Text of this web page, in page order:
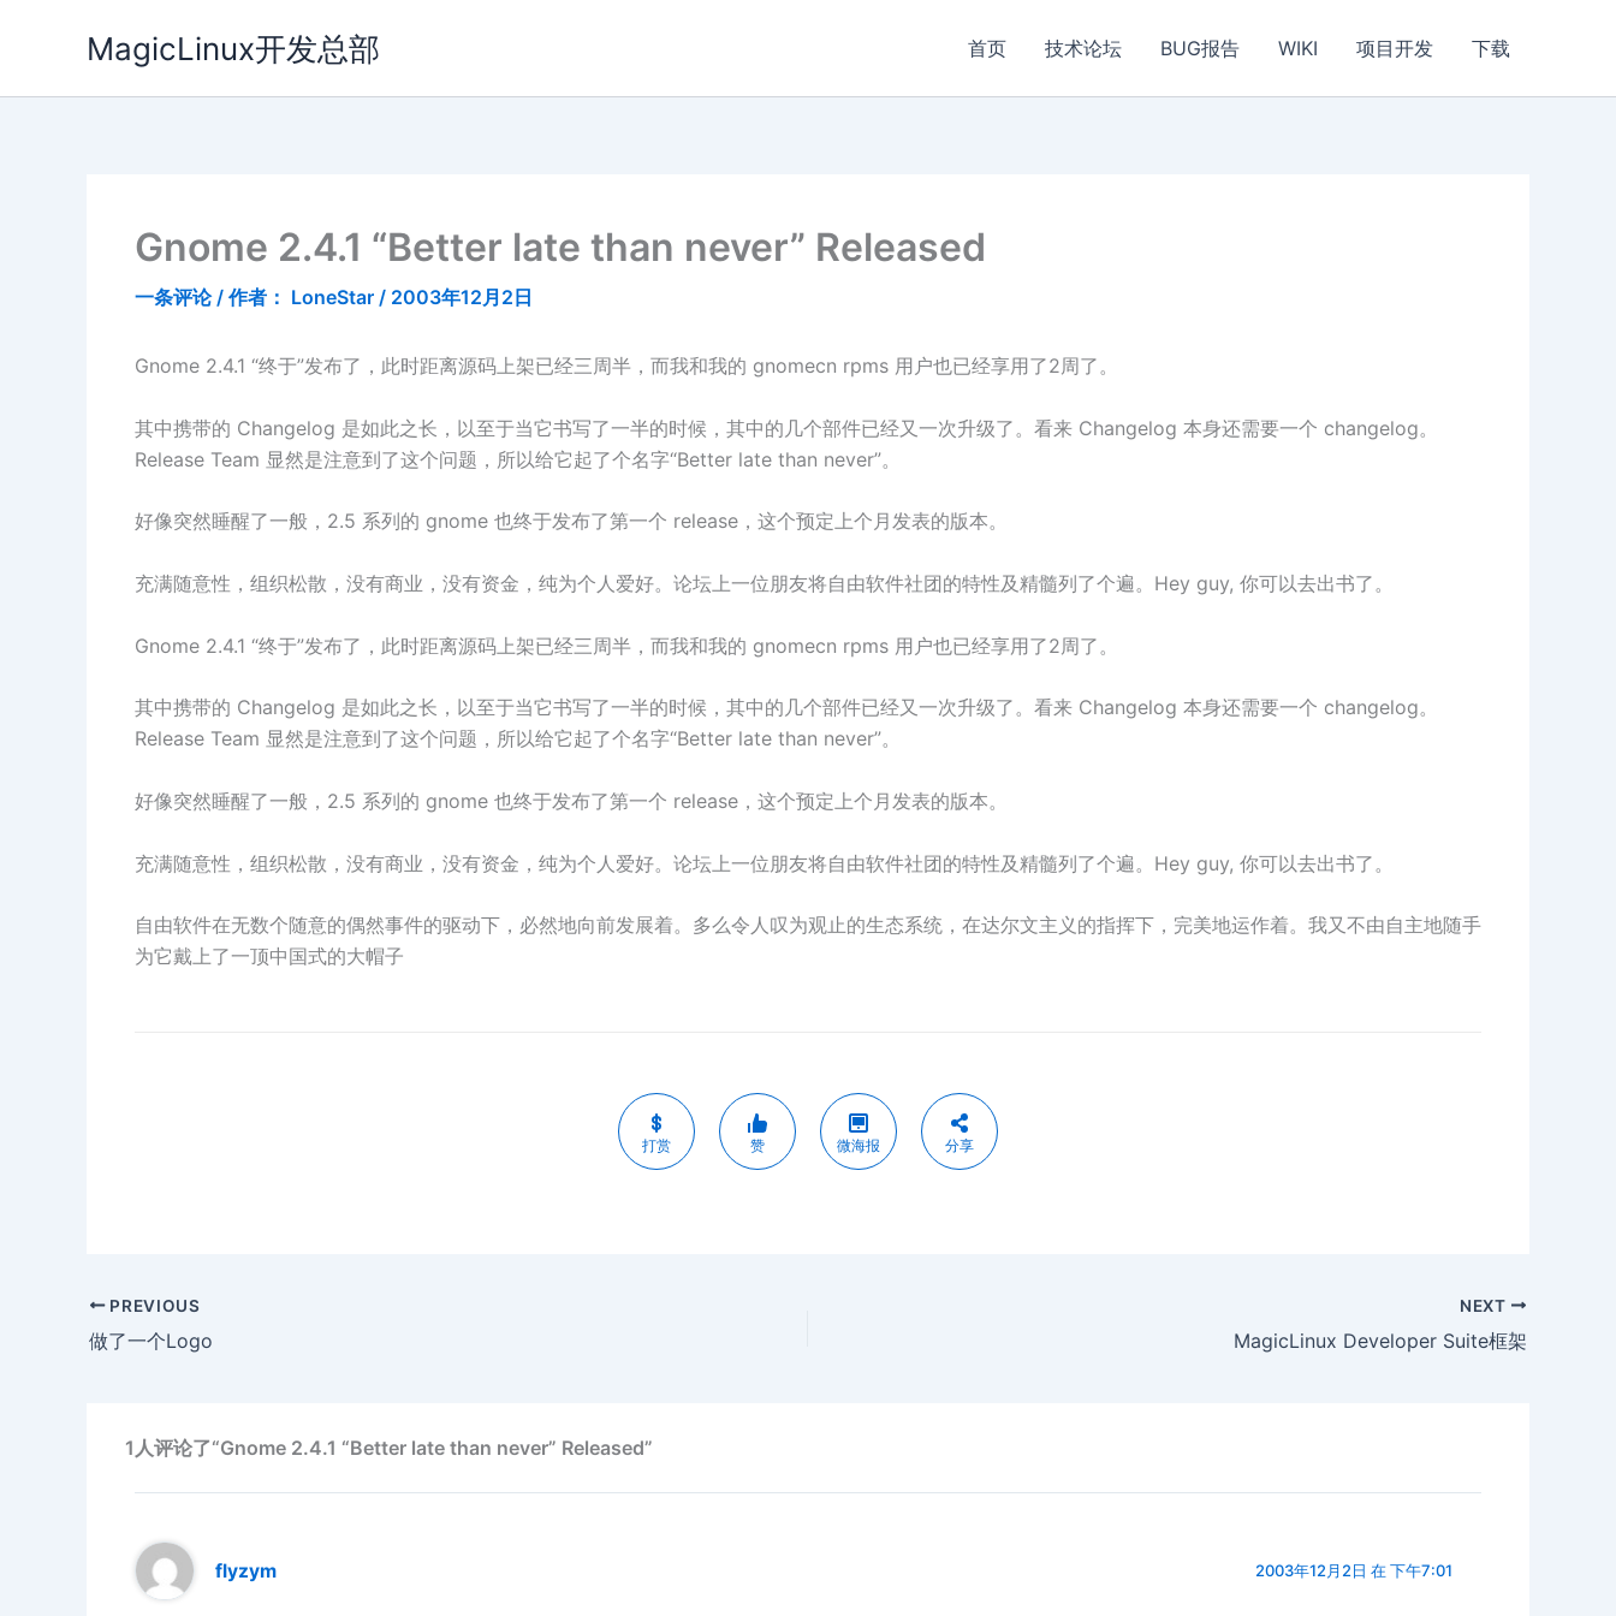
MagicLinux开发总部 首页 技术论坛 BUG报告 WIKI 项目开发 下载
Gnome 2.4.1 “Better late than never” Released
一条评论 / 作者： LoneStar / 2003年12月2日
Gnome 2.4.1 “终于”发布了，此时距离源码上架已经三周半，而我和我的 gnomecn rpms 用户也已经享用了2周了。
其中携带的 Changelog 是如此之长，以至于当它书写了一半的时候，其中的几个部件已经又一次升级了。看来 Changelog 本身还需要一个 changelog。
Release Team 显然是注意到了这个问题，所以给它起了个名字“Better late than never”。
好像突然睡醒了一般，2.5 系列的 gnome 也终于发布了第一个 release，这个预定上个月发表的版本。
充满随意性，组织松散，没有商业，没有资金，纯为个人爱好。论坛上一位朋友将自由软件社团的特性及精髓列了个遍。Hey guy, 你可以去出书了。
Gnome 2.4.1 “终于”发布了，此时距离源码上架已经三周半，而我和我的 gnomecn rpms 用户也已经享用了2周了。
其中携带的 Changelog 是如此之长，以至于当它书写了一半的时候，其中的几个部件已经又一次升级了。看来 Changelog 本身还需要一个 changelog。
Release Team 显然是注意到了这个问题，所以给它起了个名字“Better late than never”。
好像突然睡醒了一般，2.5 系列的 gnome 也终于发布了第一个 release，这个预定上个月发表的版本。
充满随意性，组织松散，没有商业，没有资金，纯为个人爱好。论坛上一位朋友将自由软件社团的特性及精髓列了个遍。Hey guy, 你可以去出书了。
自由软件在无数个随意的偶然事件的驱动下，必然地向前发展着。多么令人叹为观止的生态系统，在达尔文主义的指挥下，完美地运作着。我又不由自主地随手
为它戴上了一顶中国式的大帽子
打赏 赞 微海报 分享
PREVIOUS
做了一个Logo
NEXT
MagicLinux Developer Suite框架
1人评论了“Gnome 2.4.1 “Better late than never” Released”
flyzym 2003年12月2日 在 下午7:01